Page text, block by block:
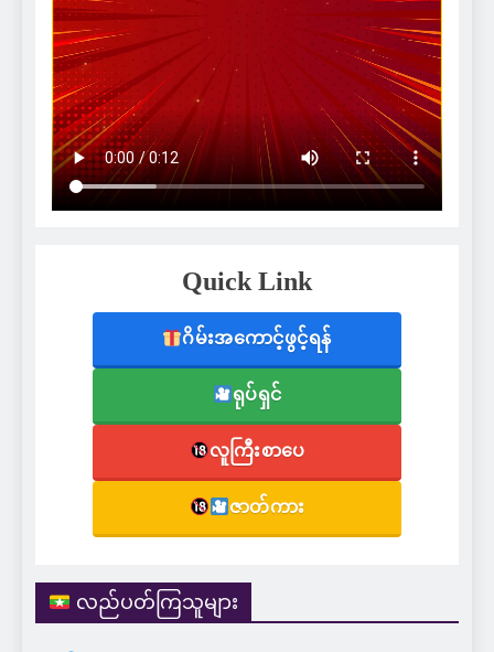
Quick Link
ဂိမ်းအကောင့်ဖွင့်ရန်
ရုပ်ရှင်
လူကြီးစာပေ
ဇာတ်ကား
လည်ပတ်ကြသူများ